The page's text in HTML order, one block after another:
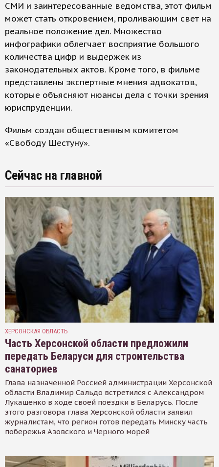
СМИ и заинтересованные ведомства, этот фильм
может стать откровением, проливающим свет на
реальное положение дел. Множество
инфографики облегчает восприятие большого
количества цифр и выдержек из
законодательных актов. Кроме того, в фильме
представлены экспертные мнения адвокатов,
которые объясняют нюансы дела с точки зрения
юриспруденции.
Фильм создан общественным комитетом
«Свободу Шестуну».
Сейчас на главной
ХЕРСОНСКАЯ ОБЛАСТЬ
Часть Херсонской области предложили
передать Беларуси для строительства
санаториев
Глава назначенной Россией администрации Херсонской
области Владимир Сальдо встретился с Александром
Лукашенко в ходе своей поездки в Беларусь. После
этого разговора глава Херсонской области заявил
журналистам, что регион готов передать Минску часть
побережья Азовского и Черного морей